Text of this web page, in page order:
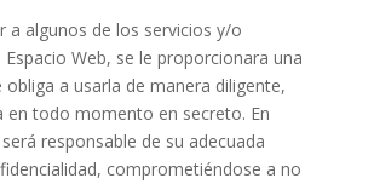
a algunos de los servicios y/o
Web, se le proporcionara una
obliga a usarla de manera diligente,
en todo momento en secreto. En
responsable de su adecuada
comprometiéndose a no